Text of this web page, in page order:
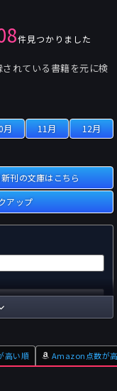
件見つかりました
れている書籍を元に検
月 11月 12月
新刊の文庫はこちら
アップ
高い順 Amazon点数が